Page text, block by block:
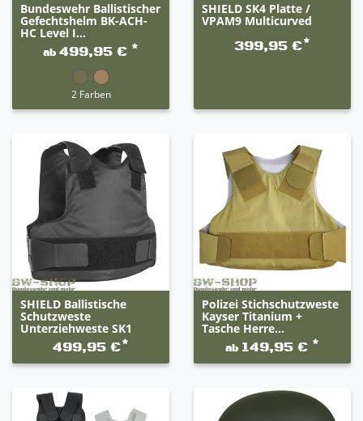
Bundeswehr Ballistischer
Gefechtshelm BK-ACH-
HC Level I...
ab 499,95 € *
2 Farben
SHIELD SK4 Platte /
VPAM9 Multicurved
399,95 €*
SHIELD Ballistische
Schutzweste
Unterziehweste SK1
499,95 €*
Polizei Stichschutzweste
Kayser Titanium +
Tasche Herre...
ab 149,95 € *